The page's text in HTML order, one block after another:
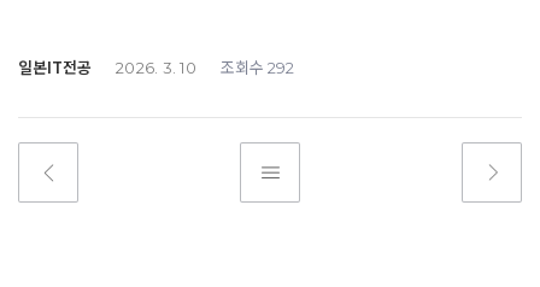
일본IT전공 2026. 3. 10 조회수 292